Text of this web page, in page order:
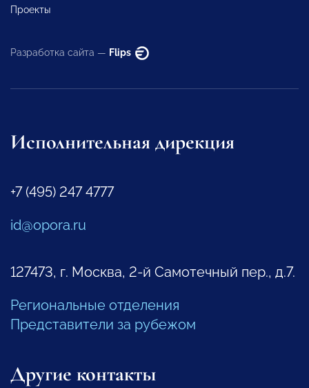
Проекты
Разработка сайта — Flips
Исполнительная дирекция
+7 (495) 247 4777
id@opora.ru
127473, г. Москва, 2-й Самотечный пер., д.7.
Региональные отделения
Представители за рубежом
Другие контакты